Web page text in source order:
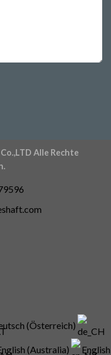
Alle Rechte
(Österreich)
(Australia) English